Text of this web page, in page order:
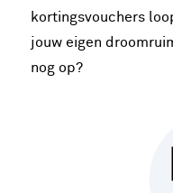
kortingsvouchers
jouw eigen
nog op?